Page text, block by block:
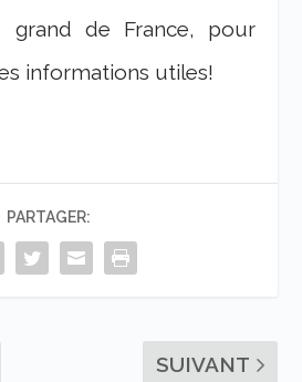
grand de France, pour
informations utiles!
PARTAGER:
SUIVANT